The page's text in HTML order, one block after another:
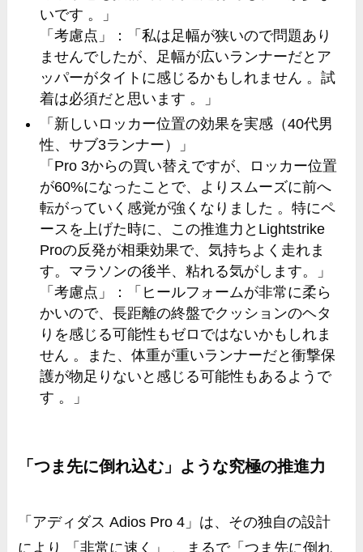
いです 。」
「考慮点」：「私は足幅が狭いので問題あり
ませんでしたが、足幅が広いランナーだとア
ッパーがタイトに感じるかもしれません 。試
着は必須だと思います 。」
「新しいロッカー位置の効果を実感（40代男
性、サブ3ランナー）」
「Pro 3からの買い替えですが、ロッカー位置
が60%になったことで、よりスムーズに前へ
転がっていく感覚が強くなりました 。特にペ
ースを上げた時に、この推進力とLightstrike
Proの反発が相乗効果で、気持ちよく走れま
す。マラソンの後半、粘れる気がします。」
「考慮点」：「ヒールフォームが非常に柔ら
かいので、長距離の終盤でクッションのヘタ
りを感じる可能性もゼロではないかもしれま
せん 。また、体重が重いランナーだと衝撃保
護が物足りないと感じる可能性もあるようで
す 。」
「つま先に倒れ込む」ような究極の推進力
「アディダス Adios Pro 4」は、その独自の設計
により 「非常に速く」 、まるで「つま先に倒れ